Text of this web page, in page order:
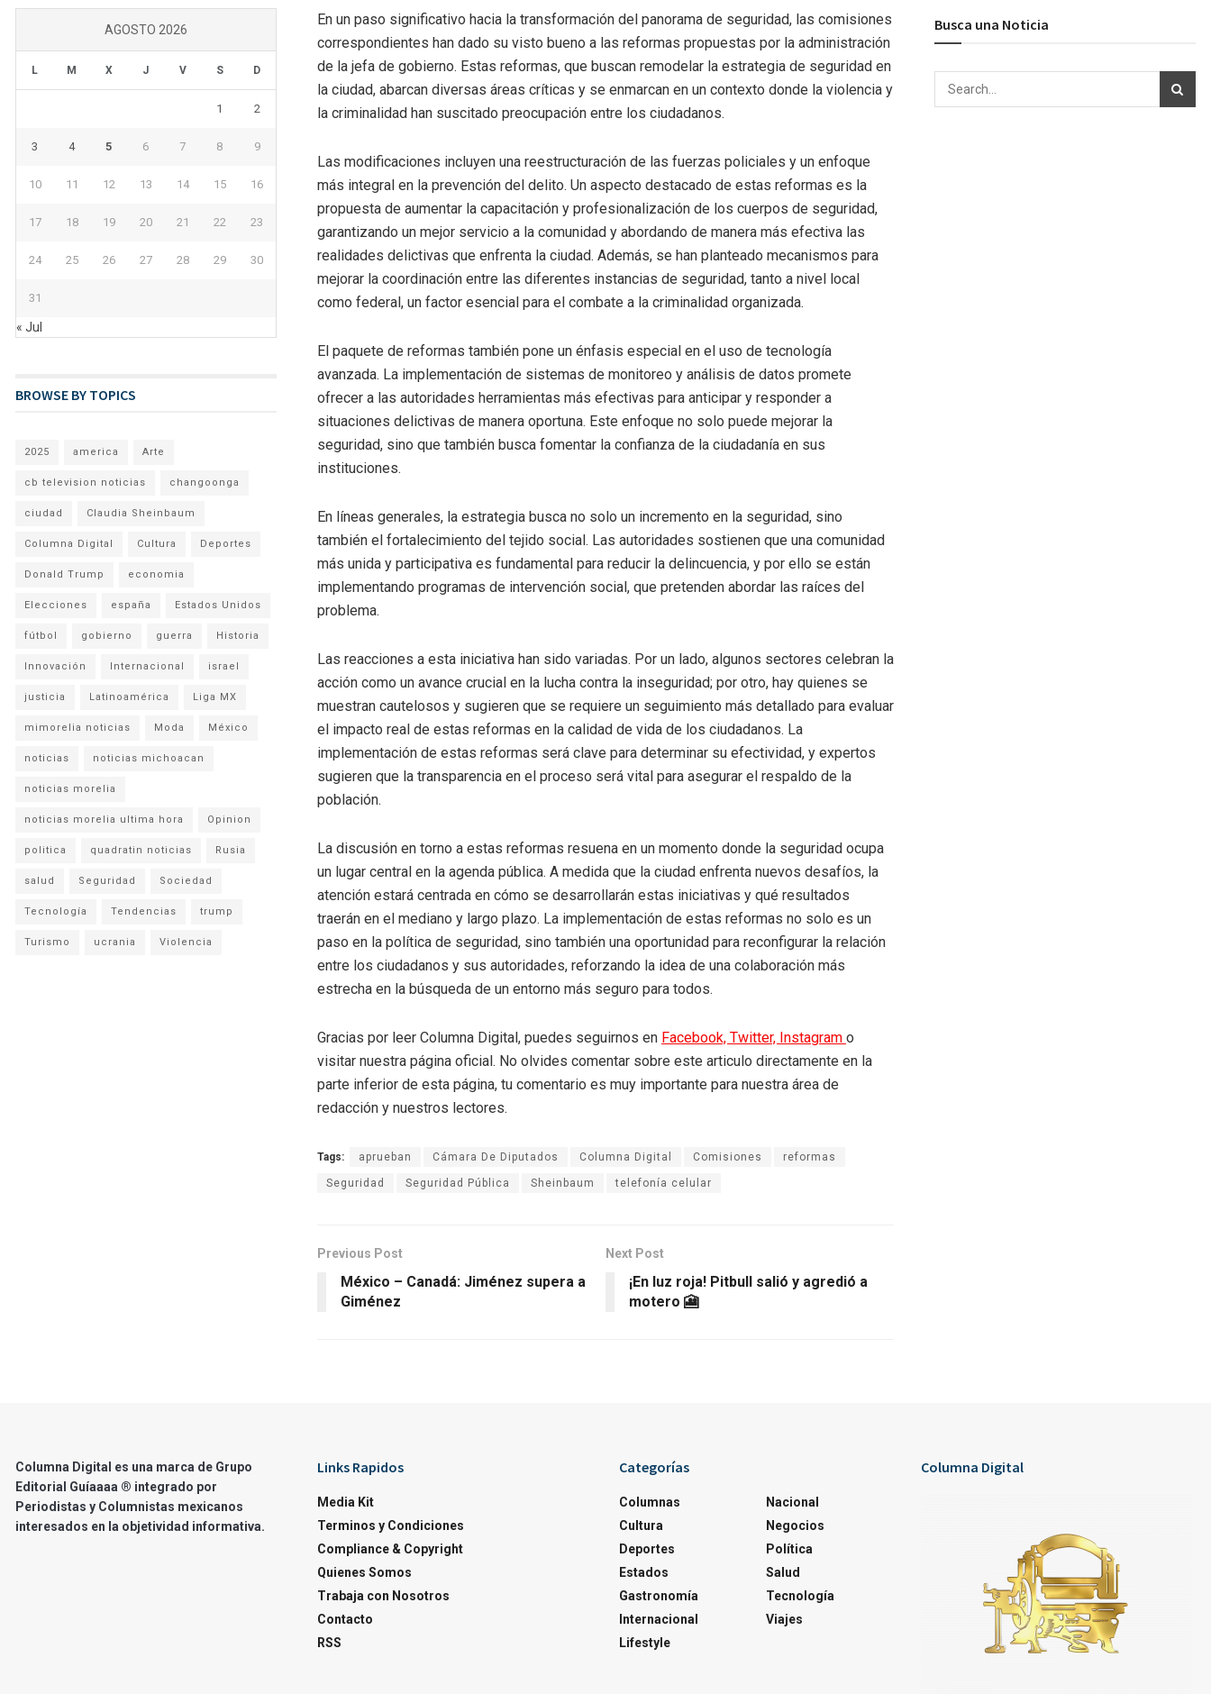
En un paso significativo hacia la transformación del panorama de seguridad, las comisiones
correspondientes han dado su visto bueno a las reformas propuestas por la administración
de la jefa de gobierno. Estas reformas, que buscan remodelar la estrategia de seguridad en
la ciudad, abarcan diversas áreas críticas y se enmarcan en un contexto donde la violencia y
la criminalidad han suscitado preocupación entre los ciudadanos.
Las modificaciones incluyen una reestructuración de las fuerzas policiales y un enfoque
más integral en la prevención del delito. Un aspecto destacado de estas reformas es la
propuesta de aumentar la capacitación y profesionalización de los cuerpos de seguridad,
garantizando un mejor servicio a la comunidad y abordando de manera más efectiva las
realidades delictivas que enfrenta la ciudad. Además, se han planteado mecanismos para
mejorar la coordinación entre las diferentes instancias de seguridad, tanto a nivel local
como federal, un factor esencial para el combate a la criminalidad organizada.
El paquete de reformas también pone un énfasis especial en el uso de tecnología
avanzada. La implementación de sistemas de monitoreo y análisis de datos promete
ofrecer a las autoridades herramientas más efectivas para anticipar y responder a
situaciones delictivas de manera oportuna. Este enfoque no solo puede mejorar la
seguridad, sino que también busca fomentar la confianza de la ciudadanía en sus
instituciones.
En líneas generales, la estrategia busca no solo un incremento en la seguridad, sino
también el fortalecimiento del tejido social. Las autoridades sostienen que una comunidad
más unida y participativa es fundamental para reducir la delincuencia, y por ello se están
implementando programas de intervención social, que pretenden abordar las raíces del
problema.
Las reacciones a esta iniciativa han sido variadas. Por un lado, algunos sectores celebran la
acción como un avance crucial en la lucha contra la inseguridad; por otro, hay quienes se
muestran cautelosos y sugieren que se requiere un seguimiento más detallado para evaluar
el impacto real de estas reformas en la calidad de vida de los ciudadanos. La
implementación de estas reformas será clave para determinar su efectividad, y expertos
sugieren que la transparencia en el proceso será vital para asegurar el respaldo de la
población.
La discusión en torno a estas reformas resuena en un momento donde la seguridad ocupa
un lugar central en la agenda pública. A medida que la ciudad enfrenta nuevos desafíos, la
atención estará centrada en cómo se desarrollarán estas iniciativas y qué resultados
traerán en el mediano y largo plazo. La implementación de estas reformas no solo es un
paso en la política de seguridad, sino también una oportunidad para reconfigurar la relación
entre los ciudadanos y sus autoridades, reforzando la idea de una colaboración más
estrecha en la búsqueda de un entorno más seguro para todos.
Gracias por leer Columna Digital, puedes seguirnos en Facebook, Twitter, Instagram o
visitar nuestra página oficial. No olvides comentar sobre este articulo directamente en la
parte inferior de esta página, tu comentario es muy importante para nuestra área de
redacción y nuestros lectores.
Tags: aprueban Cámara De Diputados Columna Digital Comisiones reformas
Seguridad Seguridad Pública Sheinbaum telefonía celular
Previous Post
México – Canadá: Jiménez supera a
Giménez
Next Post
¡En luz roja! Pitbull salió y agredió a
motero 🎦
AGOSTO 2026
L M X J V S D
1 2
3 4 5 6 7 8 9
10 11 12 13 14 15 16
17 18 19 20 21 22 23
24 25 26 27 28 29 30
31
« Jul
BROWSE BY TOPICS
2025 america Arte
cb television noticias changoonga
ciudad Claudia Sheinbaum
Columna Digital Cultura Deportes
Donald Trump economia
Elecciones españa Estados Unidos
fútbol gobierno guerra Historia
Innovación Internacional israel
justicia Latinoamérica Liga MX
mimorelia noticias Moda México
noticias noticias michoacan
noticias morelia
noticias morelia ultima hora Opinion
politica quadratin noticias Rusia
salud Seguridad Sociedad
Tecnología Tendencias trump
Turismo ucrania Violencia
Busca una Noticia
Columna Digital es una marca de Grupo
Editorial Guíaaaa ® integrado por
Periodistas y Columnistas mexicanos
interesados en la objetividad informativa.
Links Rapidos
Media Kit
Terminos y Condiciones
Compliance & Copyright
Quienes Somos
Trabaja con Nosotros
Contacto
RSS
Categorías
Columnas
Cultura
Deportes
Estados
Gastronomía
Internacional
Lifestyle
Nacional
Negocios
Política
Salud
Tecnología
Viajes
Columna Digital